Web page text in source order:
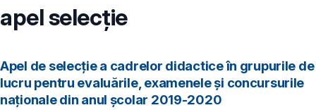
apel selecție
Apel de selecţie a cadrelor didactice în grupurile de
lucru pentru evaluările, examenele şi concursurile
naţionale din anul şcolar 2019-2020